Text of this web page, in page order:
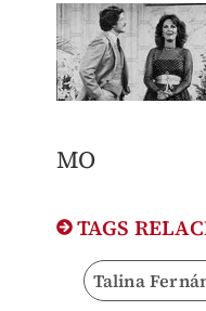
MO
TAGS
Talina